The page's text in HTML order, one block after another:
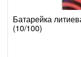
Батарейка
(10/100)